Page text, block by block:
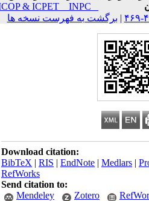
ICOP & ICPET _ INPC _
|برگشت به فهرست نسخه ها
Download citation:
BibTeX|RIS|EndNote|Medlars|
RefWorks
Send citation to:
Mendeley
Zotero